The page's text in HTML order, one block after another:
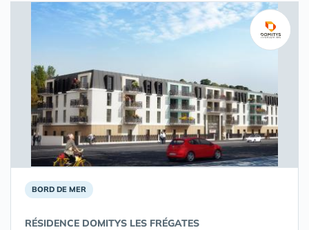
BORD DE MER
RÉSIDENCE DOMITYS LES FRÉGATES